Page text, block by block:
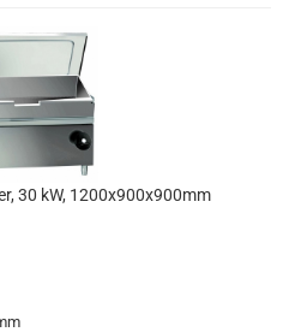
30 kW, 1200x900x900mm